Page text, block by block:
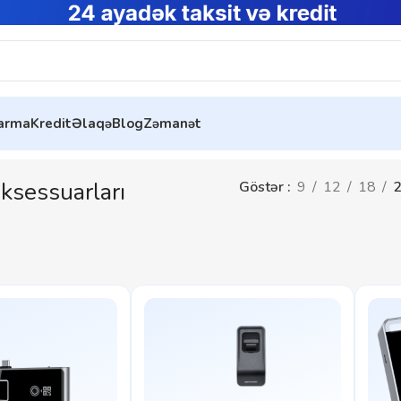
KreditƏlaqəBlogZəmanət
Göstər 9 12 18